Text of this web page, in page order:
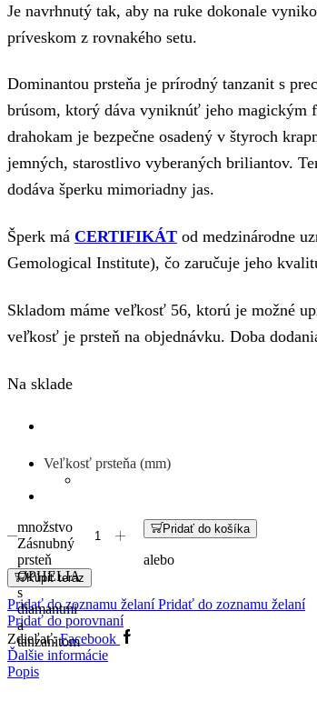
Je navrhnutý tak, aby na ruke dokonale
príveskom z rovnakého setu.
Dominantou prsteňa je prírodný tanzanit s
brúsom, ktorý dáva vyniknúť jeho magickým
drahokam je bezpečne osadený v štyroch
jemných, starostlivo vyberaných briliantov.
dodáva šperku mimoriadny jas.
Šperk má CERTIFIKÁT od medzinárodne
Gemological Institute), čo zaručuje jeho
Skladom máme veľkosť 56, ktorú je možné
veľkosť je prsteň na objednávku. Doba
Na sklade
Veľkosť prsteňa (mm)
množstvo
Zásnubný
prsteň
OPHELIA
s
diamantmi
a
tanzanitom
Pridať do košíka
alebo
Kúpiť teraz
Pridať do zoznamu želaní Pridať do zoznamu želaní
Pridať do porovnaní
Zdieľať:Facebook
Ďalšie informácie
Popis